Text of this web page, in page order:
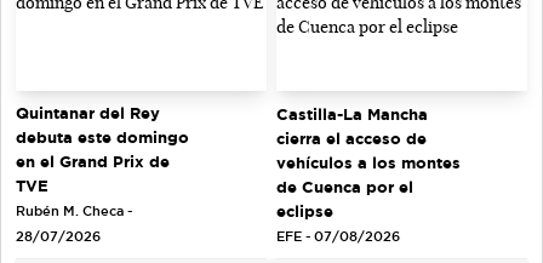
Quintanar del Rey
debuta este domingo
en el Grand Prix de
TVE
Rubén M. Checa -
28/07/2026
Castilla-La Mancha
cierra el acceso de
vehículos a los montes
de Cuenca por el
eclipse
EFE - 07/08/2026